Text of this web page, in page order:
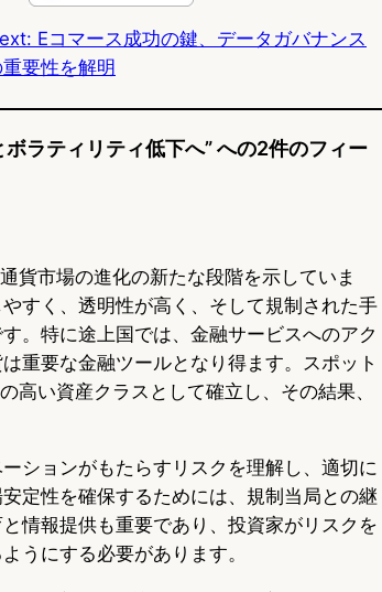
Eコマース成功の鍵、データガバナンス
要性を解明
ラティリティ低下へ” への2件のフィー
貨市場の進化の新たな段階を示していま
すく、透明性が高く、そして規制された手
。特に途上国では、金融サービスへのアク
重要な金融ツールとなり得ます。スポット
高い資産クラスとして確立し、その結果、
ションがもたらすリスクを理解し、適切に
定性を確保するためには、規制当局との継
情報提供も重要であり、投資家がリスクを
うにする必要があります。